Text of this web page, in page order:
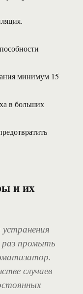
минимум 15
в больших
и их
раз промыть
случаев